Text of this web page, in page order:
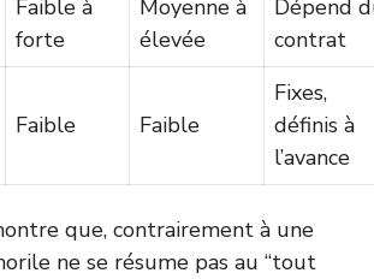
Faible à
forte
Moyenne à
élevée
Dépend
contrat
Faible Faible
Fixes,
définis à
l’avance
que, contrairement à une
ne se résume pas au “tout